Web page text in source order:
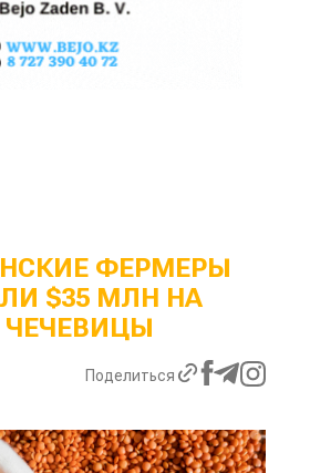
ФЕРМЕРЫ
$35 МЛН НА
ЧЕЧЕВИЦЫ
Поделиться